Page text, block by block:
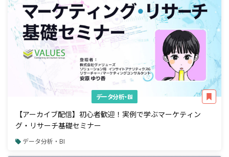
データ分析・BI
【アーカイブ配信】初心者歓迎！実例で学ぶマーケティン
グ・リサーチ基礎セミナー
データ分析・BI